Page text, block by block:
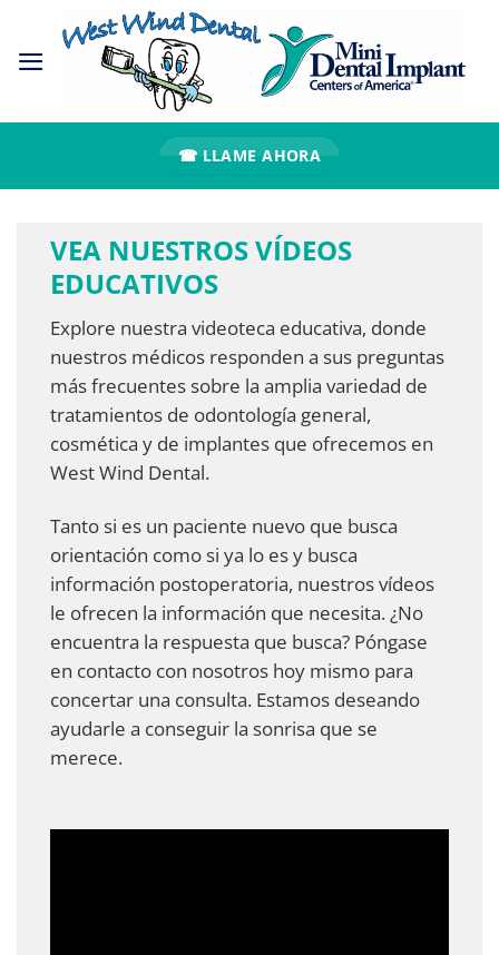
contenido
☎ LLAME AHORA
VEA NUESTROS VÍDEOS
EDUCATIVOS
Explore nuestra videoteca educativa, donde
nuestros médicos responden a sus preguntas
más frecuentes sobre la amplia variedad de
tratamientos de odontología general,
cosmética y de implantes que ofrecemos en
West Wind Dental.
Tanto si es un paciente nuevo que busca
orientación como si ya lo es y busca
información postoperatoria, nuestros vídeos
le ofrecen la información que necesita. ¿No
encuentra la respuesta que busca? Póngase
en contacto con nosotros hoy mismo para
concertar una consulta. Estamos deseando
ayudarle a conseguir la sonrisa que se
merece.